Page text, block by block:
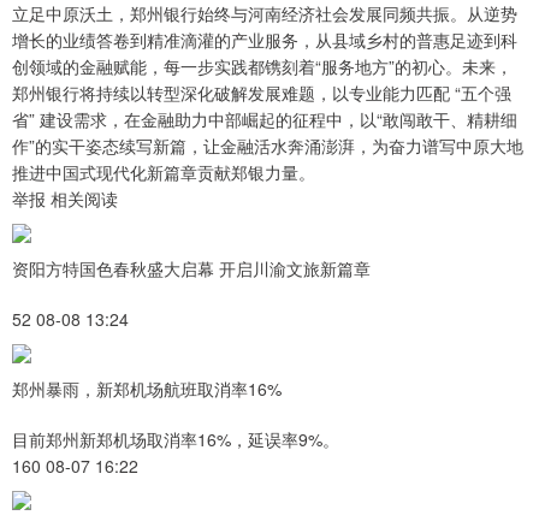
立足中原沃土，郑州银行始终与河南经济社会发展同频共振。从逆势
增长的业绩答卷到精准滴灌的产业服务，从县域乡村的普惠足迹到科
创领域的金融赋能，每一步实践都镌刻着“服务地方”的初心。未来，
郑州银行将持续以转型深化破解发展难题，以专业能力匹配 “五个强
省” 建设需求，在金融助力中部崛起的征程中，以“敢闯敢干、精耕细
作”的实干姿态续写新篇，让金融活水奔涌澎湃，为奋力谱写中原大地
推进中国式现代化新篇章贡献郑银力量。
举报 相关阅读
资阳方特国色春秋盛大启幕 开启川渝文旅新篇章
52 08-08 13:24
郑州暴雨，新郑机场航班取消率16%
目前郑州新郑机场取消率16%，延误率9%。
160 08-07 16:22